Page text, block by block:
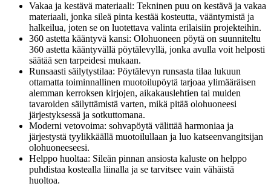
Vakaa ja kestävä materiaali: Tekninen puu on kestävä ja vakaa
materiaali, jonka sileä pinta kestää kosteutta, vääntymistä ja
halkeilua, joten se on luotettava valinta erilaisiin projekteihin.
360 astetta kääntyvä kansi: Olohuoneen pöytä on suunniteltu
360 astetta kääntyvällä pöytälevyllä, jonka avulla voit helposti
säätää sen tarpeidesi mukaan.
Runsaasti säilytystilaa: Pöytälevyn runsasta tilaa lukuun
ottamatta toiminnallinen muotoilupöytä tarjoaa ylimääräisen
alemman kerroksen kirjojen, aikakauslehtien tai muiden
tavaroiden säilyttämistä varten, mikä pitää olohuoneesi
järjestyksessä ja sotkuttomana.
Moderni vetovoima: sohvapöytä välittää harmoniaa ja
järjestystä tyylikkäällä muotoilullaan ja luo katseenvangitsijan
olohuoneeseesi.
Helppo huoltaa: Sileän pinnan ansiosta kaluste on helppo
puhdistaa kostealla liinalla ja se tarvitsee vain vähäistä
huoltoa.